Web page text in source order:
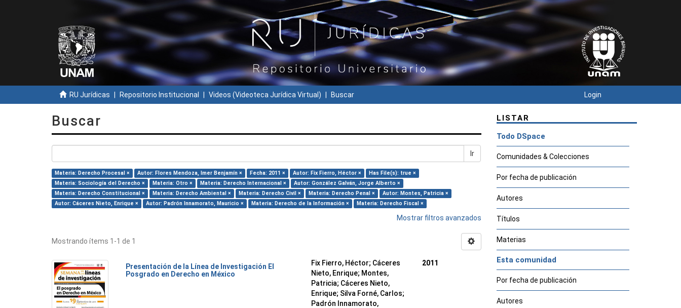
RU Jurídicas Repositorio Institucional Videos (Videoteca Jurídica Virtual) Buscar Login
Buscar
Ir
Materia: Derecho Procesal × Autor: Flores Mendoza, Imer Benjamín × Fecha: 2011 × Autor: Fix Fierro, Héctor ×
Has File(s): true ×
Materia: Sociología del Derecho ×
Materia: Otro × Materia: Derecho Internacional ×
Autor: González Galván, Jorge Alberto ×
Materia: Derecho Constitucional ×
Materia: Derecho Ambiental × Materia: Derecho Civil × Materia: Derecho Penal ×
Autor: Montes, Patricia ×
Autor: Cáceres Nieto, Enrique ×
Autor: Padrón Innamorato, Mauricio × Materia: Derecho de la Información × Materia: Derecho Fiscal ×
Mostrar filtros avanzados
Mostrando ítems 1-1 de 1
Presentación de la Línea de Investigación El
Posgrado en Derecho en México
Fix Fierro, Héctor; Cáceres
Nieto, Enrique; Montes,
Patricia; Cáceres Nieto,
Enrique; Silva Forné, Carlos;
Padrón Innamorato,
2011
LISTAR
Todo DSpace
Comunidades & Colecciones
Por fecha de publicación
Autores
Títulos
Materias
Esta comunidad
Por fecha de publicación
Autores